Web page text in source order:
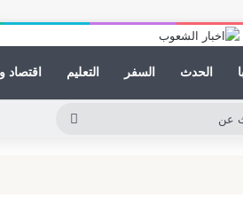
الحدث السفر التعليم اقتصاد